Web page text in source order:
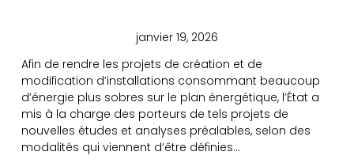
janvier 19, 2026
Afin de rendre les projets de création et de
modification d’installations consommant beaucoup
d’énergie plus sobres sur le plan énergétique, l’État a
mis à la charge des porteurs de tels projets de
nouvelles études et analyses préalables, selon des
modalités qui viennent d’être définies…